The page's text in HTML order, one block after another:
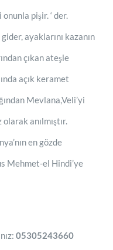
pişir. ‘ der.
ayaklarını kazanın
çıkan ateşle
açık keramet
Mevlana,Veli’yi
anılmıştır.
en gözde
Mehmet-el Hindi’ye
05305243660